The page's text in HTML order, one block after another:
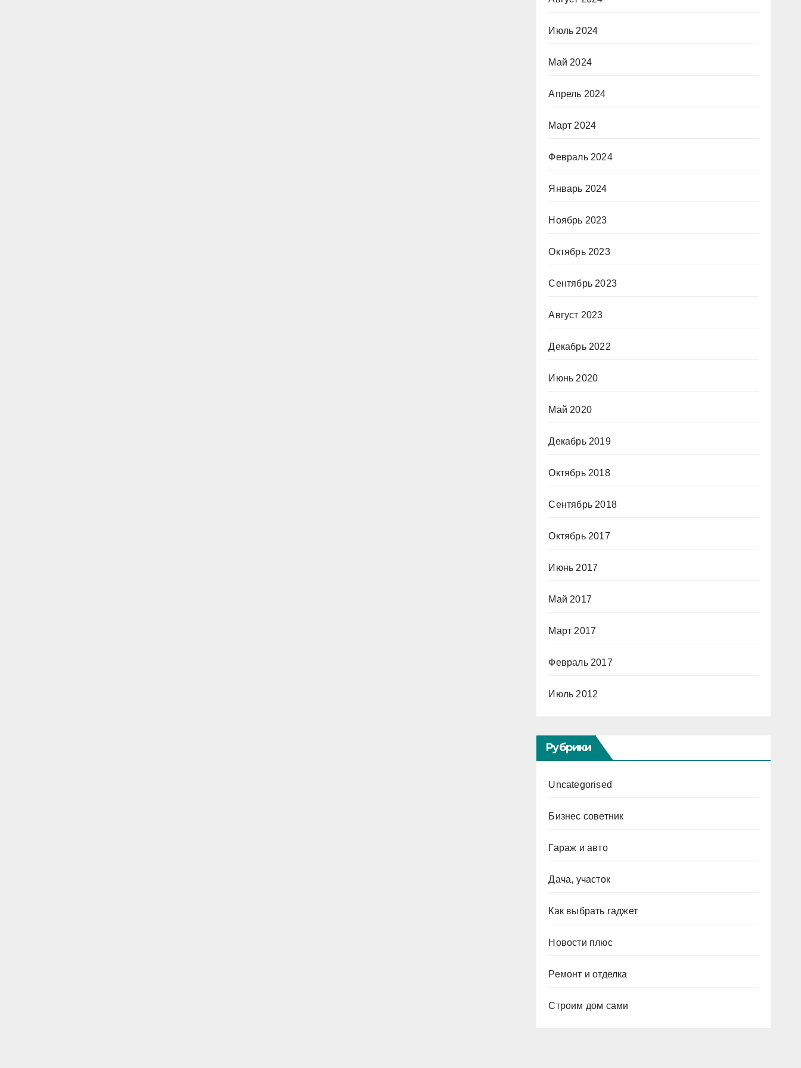
Июль 2024
Май 2024
Апрель 2024
Март 2024
Февраль 2024
Январь 2024
Ноябрь 2023
Октябрь 2023
Сентябрь 2023
Август 2023
Декабрь 2022
Июнь 2020
Май 2020
Декабрь 2019
Октябрь 2018
Сентябрь 2018
Октябрь 2017
Июнь 2017
Май 2017
Март 2017
Февраль 2017
Июль 2012
Рубрики
Uncategorised
Бизнес советник
Гараж и авто
Дача, участок
Как выбрать гаджет
Новости плюс
Ремонт и отделка
Строим дом сами